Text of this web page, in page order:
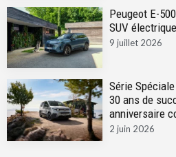
Peugeot E-
SUV
9 juillet 2026
Série
30 ans de
anniversaire
2 juin 2026